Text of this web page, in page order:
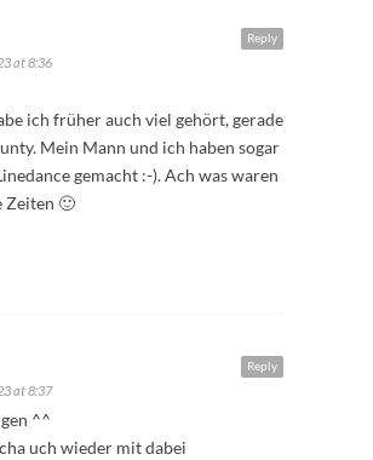
Reply
at 8:36
ich früher auch viel gehört, gerade
Mein Mann und ich haben sogar
gemacht :-). Ach was waren
Zeiten 🙂
Reply
at 8:37
^^
uch wieder mit dabei